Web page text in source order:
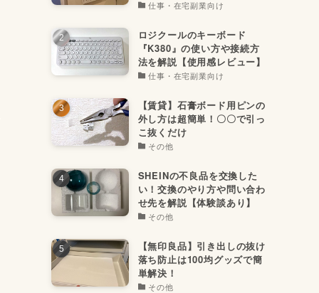
仕事・在宅副業向け
ロジクールのキーボード
『K380』の使い方や接続方
法を解説【使用感レビュー】
仕事・在宅副業向け
【賃貸】石膏ボード用ピンの
外し方は超簡単！〇〇で引っ
こ抜くだけ
その他
SHEINの不良品を交換した
い！交換のやり方や問い合わ
せ先を解説【体験談あり】
その他
【無印良品】引き出しの抜け
落ち防止は100均グッズで簡
単解決！
その他